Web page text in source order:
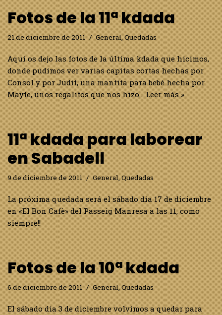
Fotos de la 11ª kdada
21 de diciembre de 2011 General,Quedadas
Aquí os dejo las fotos de la última kdada que hicimos,
donde pudimos ver varias capitas cortas hechas por
Consol y por Judit, una mantita para bebé hecha por
Mayte, unos regalitos que nos hizo…Leer más »
11ª kdada para laborear
en Sabadell
9 de diciembre de 2011 General,Quedadas
La próxima quedada será el sábado día 17 de diciembre
en «El Bon Cafè» del Passeig Manresa a las 11, como
siempre!!
Fotos de la 10ª kdada
6 de diciembre de 2011 General,Quedadas
El sábado dia 3 de diciembre volvimos a quedar para